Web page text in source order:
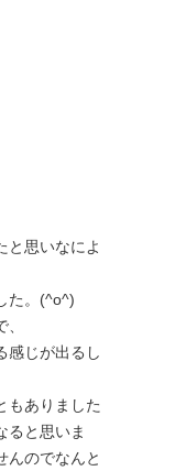
と思いなによ
た。(^o^)
感じが出るし
もありました
ると思いま
んのでなんと